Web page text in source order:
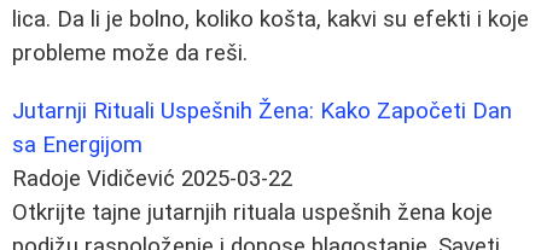
lica. Da li je bolno, koliko košta, kakvi su efekti i koje
probleme može da reši.
Jutarnji Rituali Uspešnih Žena: Kako Započeti Dan
sa Energijom
Radoje Vidičević 2025-03-22
Otkrijte tajne jutarnjih rituala uspešnih žena koje